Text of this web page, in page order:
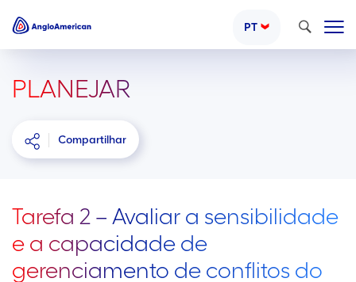
PT Pesquisar
PLANEJAR
Compartilhar
Tarefa 2 – Avaliar a sensibilidade
e a capacidade de
gerenciamento de conflitos do